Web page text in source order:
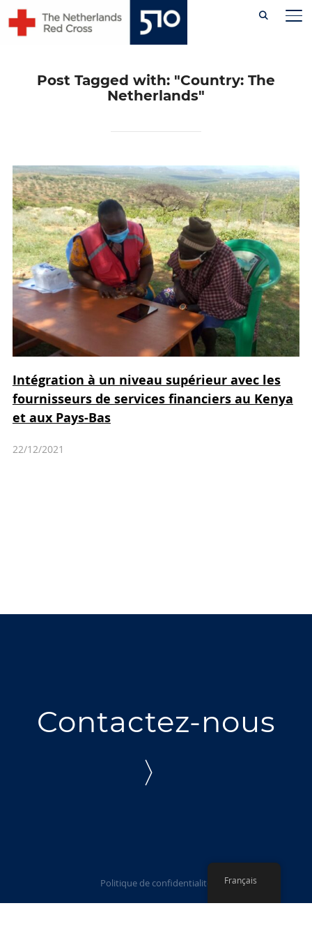
content
Post Tagged with: "Country: The
Netherlands"
Intégration à un niveau supérieur avec les
fournisseurs de services financiers au Kenya
et aux Pays-Bas
22/12/2021
Contactez-nous
〉
Politique de confidentialité Français